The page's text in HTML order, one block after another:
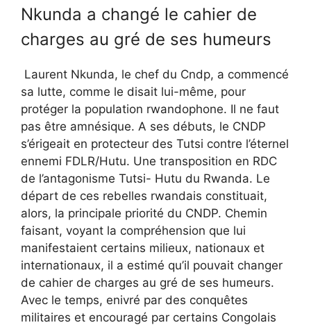
Nkunda a changé le cahier de
charges au gré de ses humeurs
Laurent Nkunda, le chef du Cndp, a commencé
sa lutte, comme le disait lui-même, pour
protéger la population rwandophone. Il ne faut
pas être amnésique. A ses débuts, le CNDP
s’érigeait en protecteur des Tutsi contre l’éternel
ennemi FDLR/Hutu. Une transposition en RDC
de l’antagonisme Tutsi- Hutu du Rwanda. Le
départ de ces rebelles rwandais constituait,
alors, la principale priorité du CNDP. Chemin
faisant, voyant la compréhension que lui
manifestaient certains milieux, nationaux et
internationaux, il a estimé qu’il pouvait changer
de cahier de charges au gré de ses humeurs.
Avec le temps, enivré par des conquêtes
militaires et encouragé par certains Congolais